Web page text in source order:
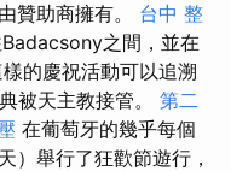
贊助商擁有。 台中 整
之間，並在
的慶祝活動可以追溯
被天主教接管。 第二
在葡萄牙的幾乎每個
）舉行了狂歡節遊行，